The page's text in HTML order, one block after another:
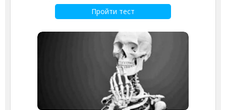
Пройти тест